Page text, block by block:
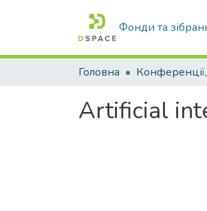
Фонди та
Головна
Artificial